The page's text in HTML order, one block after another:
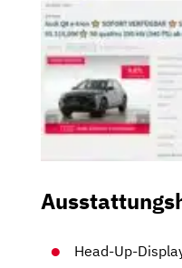
Head-Up-